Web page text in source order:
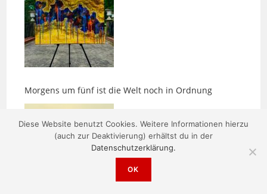
Morgens um fünf ist die Welt noch in Ordnung
Diese Website benutzt Cookies. Weitere Informationen hierzu
(auch zur Deaktivierung) erhältst du in der
Datenschutzerklärung.
OK